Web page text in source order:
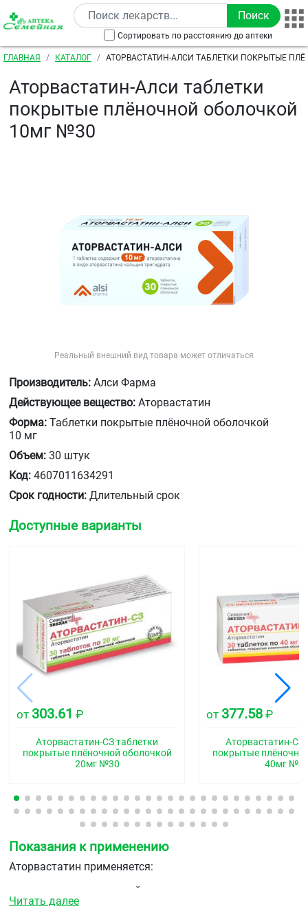
Перейти к основному содержанию
Сортировать по расстоянию до аптеки
Строка навигации
ГЛАВНАЯ КАТАЛОГ
АТОРВАСТАТИН-АЛСИ ТАБЛЕТКИ ПОКРЫТЫЕ
Аторвастатин-Алси таблетки
покрытые плёночной оболочкой
10мг №30
Реальный внешний вид товара может отличаться
Производитель: Алси Фарма
Действующее вещество: Аторвастатин
Форма: Таблетки покрытые плёночной оболочкой
10 мг
Объем: 30 штук
Код: 4607011634291
Срок годности: Длительный срок
Доступные варианты
от 303.61 ₽
Аторвастатин-СЗ таблетки
покрытые плёночной оболочкой
20мг №30
от 377.58 ₽
Аторвастатин-СЗ
покрытые
40мг
Показания к применению
Аторвастатин применяется:
в сочетании с диетой для снижения повышенных
уровней общего холестерина, холестерина/ЛПНП,
Читать далее